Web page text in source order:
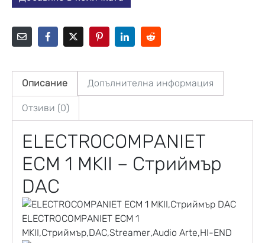
Описание Допълнителна информация
Отзиви (0)
ELECTROCOMPANIET
ECM 1 MKII – Стриймър
DAC